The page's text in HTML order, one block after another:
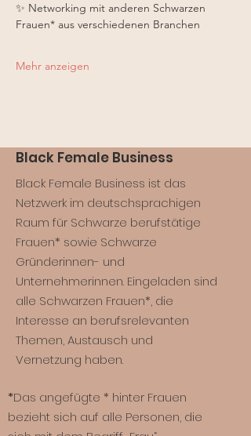
✨ Networking mit anderen Schwarzen
Frauen* aus verschiedenen Branchen
Mehr anzeigen
Black Female Business
Black Female Business ist das
Netzwerk im deutschsprachigen
Raum für Schwarze berufstätige
Frauen* sowie Schwarze
Gründerinnen- und
Unternehmerinnen. Eingeladen sind
alle Schwarzen Frauen*, die
Interesse an berufsrelevanten
Themen, Austausch und
Vernetzung haben.
*Das angefügte * hinter Frauen
bezieht sich auf alle Personen, die